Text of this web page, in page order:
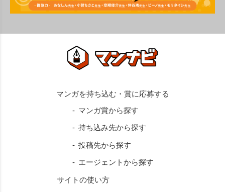
マンガ賞から探す
持ち込み先から探す
投稿先から探す
エージェントから探す
サイトの使い方